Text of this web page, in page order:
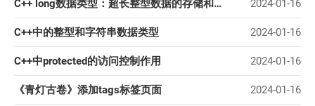
C++ long数据类型：超长整型数据的存储和计算 2024-01-16
C++中的整型和字符串数据类型 2024-01-16
C++中protected的访问控制作用 2024-01-16
《青灯古卷》添加tags标签页面 2024-01-16